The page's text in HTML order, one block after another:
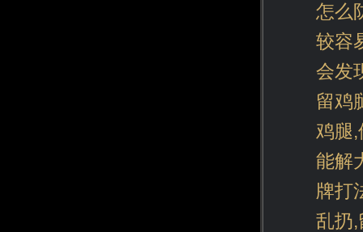
怎么
较容
会发
留鸡
鸡腿
能解
牌打
乱扔,